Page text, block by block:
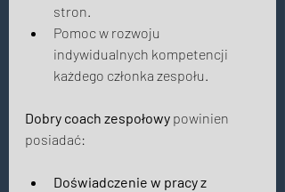
stron.
Pomoc w rozwoju
indywidualnych kompetencji
każdego członka zespołu.
Dobry coach zespołowy powinien
posiadać:
Doświadczenie w pracy z